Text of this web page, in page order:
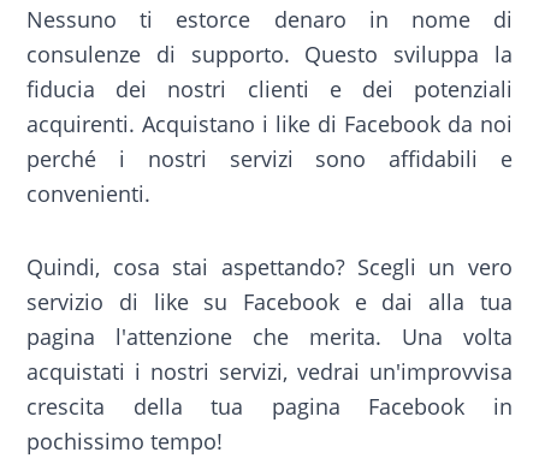
Nessuno ti estorce denaro in nome di
consulenze di supporto. Questo sviluppa la
fiducia dei nostri clienti e dei potenziali
acquirenti. Acquistano i like di Facebook da noi
perché i nostri servizi sono affidabili e
convenienti.
Quindi, cosa stai aspettando? Scegli un vero
servizio di like su Facebook e dai alla tua
pagina l'attenzione che merita. Una volta
acquistati i nostri servizi, vedrai un'improvvisa
crescita della tua pagina Facebook in
pochissimo tempo!